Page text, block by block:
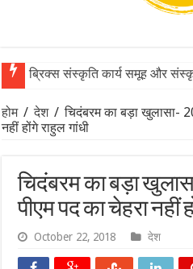
ब्रिक्स संस्कृति कार्य समूह और
होम / देश / चिदंबरम का बड़ा खुलासा-
नहीं होंगे राहुल गांधी
चिदंबरम का बड़ा
पीएम पद का चेहरा नहीं
October 22, 2018 देश